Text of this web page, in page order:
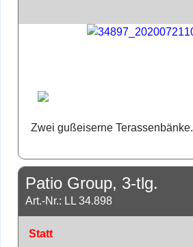
Zwei gußeiserne Terassenbänke.
Patio Group, 3-tlg.
Art.-Nr.: LL 34.898
Statt